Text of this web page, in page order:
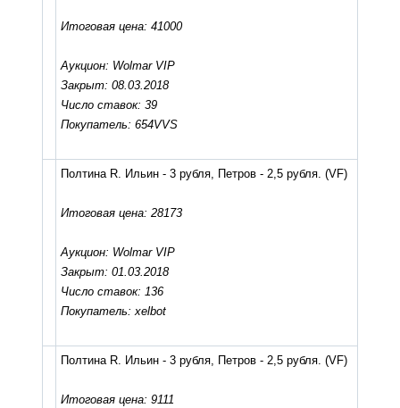
Итоговая цена: 41000
Аукцион: Wolmar VIP
Закрыт: 08.03.2018
Число ставок: 39
Покупатель: 654VVS
Полтина R. Ильин - 3 рубля, Петров - 2,5 рубля. (VF)
Итоговая цена: 28173
Аукцион: Wolmar VIP
Закрыт: 01.03.2018
Число ставок: 136
Покупатель: xelbot
Полтина R. Ильин - 3 рубля, Петров - 2,5 рубля. (VF)
Итоговая цена: 9111